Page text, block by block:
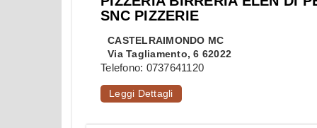
SNC PIZZERIE
CASTELRAIMONDO MC
Via Tagliamento, 6 62022
Telefono: 0737641120
Leggi Dettagli